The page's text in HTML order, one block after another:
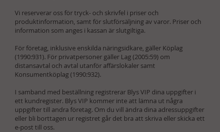
Vi reserverar oss för tryck- och skrivfel i priser och
produktinformation, samt för slutförsäljning av varor. Priser och
information som anges i kassan är slutgiltiga.
För företag, inklusive enskilda näringsidkare, gäller Köplag
(1990:931). För privatpersoner gäller L ag (2005:59) om
distansavtal och avtal utanför affärslokaler samt
Konsumentköplag (1990:932).
I samband med beställning registrerar Blys VIP dina uppgifter i
ett kundregister. Blys VIP kommer inte att lämna ut några
uppgifter till andra företag. Om du vill ändra dina adressuppgifter
eller bli borttagen ur registret går det bra att skriva eller skicka ett
e-post till oss.